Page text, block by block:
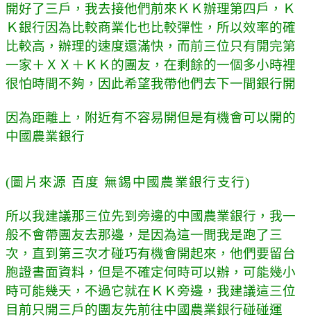
開好了三戶，我去接他們前來ＫＫ辦理第四戶，Ｋ
Ｋ銀行因為比較商業化也比較彈性，所以效率的確
比較高，辦理的速度還滿快，而前三位只有開完第
一家＋ＸＸ＋ＫＫ的團友，在剩餘的一個多小時裡
很怕時間不夠，因此希望我帶他們去下一間銀行開
因為距離上，附近有不容易開但是有機會可以開的
中國農業銀行
(圖片來源 百度 無錫中國農業銀行支行)
所以我建議那三位先到旁邊的中國農業銀行，我一
般不會帶團友去那邊，是因為這一間我是跑了三
次，直到第三次才碰巧有機會開起來，他們要留台
胞證書面資料，但是不確定何時可以辦，可能幾小
時可能幾天，不過它就在ＫＫ旁邊，我建議這三位
目前只開三戶的團友先前往中國農業銀行碰碰運